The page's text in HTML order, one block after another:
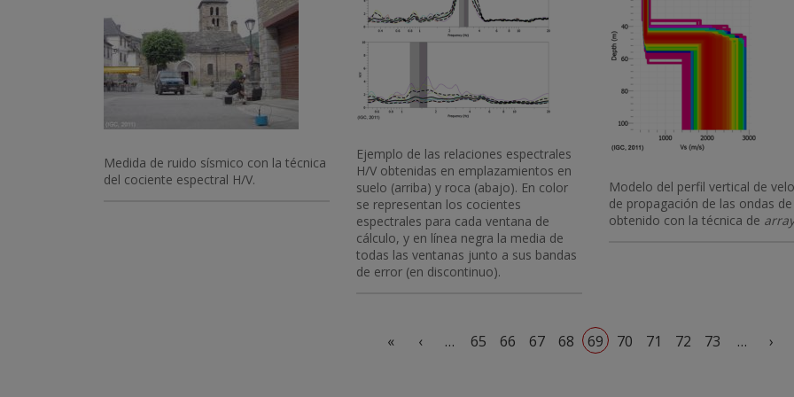
Medida de ruido sísmico con la técnica
del cociente espectral H/V.
Ejemplo de las relaciones espectrales
H/V obtenidas en emplazamientos en
suelo (arriba) y roca (abajo). En color
se representan los cocientes
espectrales para cada ventana de
cálculo, y en línea negra la media de
todas las ventanas junto a sus bandas
de error (en discontinuo).
Modelo del perfil vertical de
de propagación de las ondas
obtenido con la técnica de array
« ‹ … 65 66 67 68 69 70 71 72 73 … ›